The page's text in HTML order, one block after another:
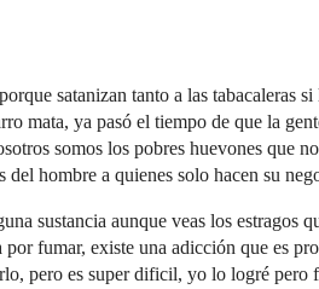
satanizan tanto a las tabacaleras si
mata, ya pasó el tiempo de que la
somos los pobres huevones que
del hombre a quienes solo hacen su
sustancia aunque veas los estragos
por fumar, existe una adicción que es
pero es super dificil, yo lo logré